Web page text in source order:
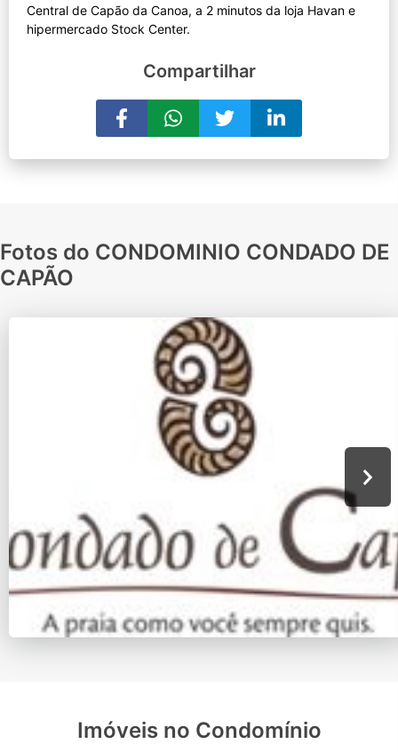
Central de Capão da Canoa, a 2 minutos da loja Havan e
Compartilhar
Fotos do CONDOMINIO CONDADO DE
CAPÃO
Imóveis no Condomínio